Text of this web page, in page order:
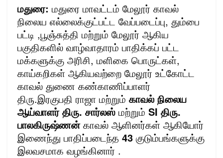
மதுரை: மதுரை மாவட்டம் மேலூர் காவல்
நிலைய எல்லைக்குட்பட்ட வேப்படைப்பு, தும்பை
பட்டி ,பூஞ்சுத்தி மற்றும் மேலூர் ஆகிய
பகுதிகளில் வாழ்வாதாரம் பாதிக்கப் பட்ட
மக்களுக்கு அரிசி, மளிகை பொருட்கள்,
காய்கறிகள் ஆகியவற்றை மேலூர் உட்கோட்ட
காவல் துணை கண்காணிப்பாளர்
திரு.இரகுபதி ராஜா மற்றும் காவல் நிலைய
ஆய்வாளர் திரு. சார்லஸ் மற்றும் SI திரு.
பாலகிருஷ்ணன்காவல் ஆளினர்கள் ஆகியோர்
இணைந்து பாதிப்படைந்த 43 குடும்பங்களுக்கு
இலவசமாக வழங்கினார் .